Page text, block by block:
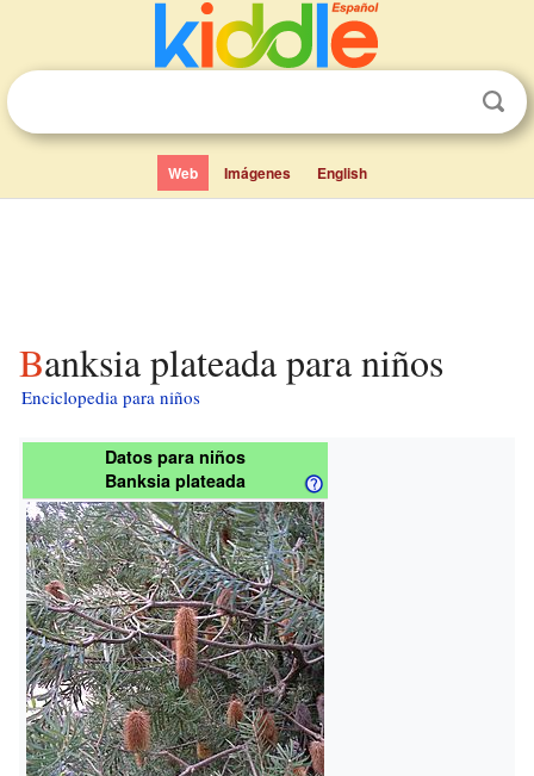
Web Imágenes English
Banksia plateada para niños
Enciclopedia para niños
Datos para niños
Banksia plateada